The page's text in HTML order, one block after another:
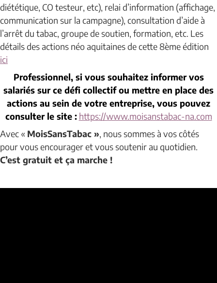
diététique, CO testeur, etc), relai d’information (affichage,
communication sur la campagne), consultation d’aide à
l’arrêt du tabac, groupe de soutien, formation, etc. Les
détails des actions néo aquitaines de cette 8ème édition
ici
Professionnel, si vous souhaitez informer vos
salariés sur ce défi collectif ou mettre en place des
actions au sein de votre entreprise, vous pouvez
consulter le site : https://www.moisanstabac-na.com
Avec « MoisSansTabac » , nous sommes à vos côtés
pour vous encourager et vous soutenir au quotidien.
C’est gratuit et ça marche !